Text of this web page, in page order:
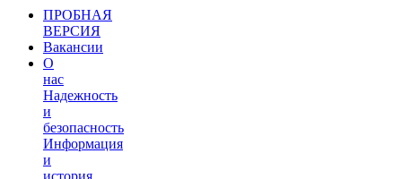
ПРОБНАЯ
ВЕРСИЯ
Вакансии
О
нас
Надежность
и
безопасность
Информация
и
история